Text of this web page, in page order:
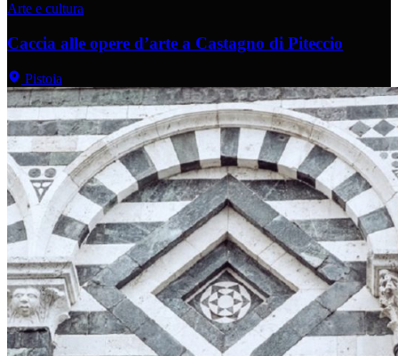
Arte e cultura
Caccia alle opere d’arte a Castagno di Piteccio
Pistoia